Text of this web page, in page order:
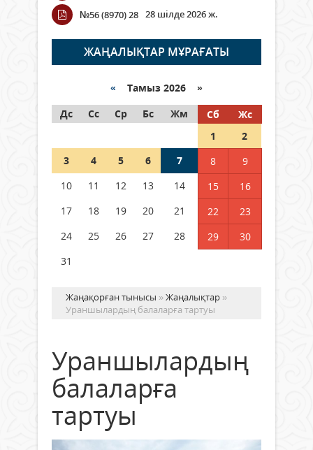
Wi-Fi ҚАБЫРҒА АРҚЫЛЫ ҚАЛАЙ
ӨТЕДІ?
06 тамыз 2026 ж. 245
граждане Казахстана,
05 тамыз 2026 ж. 122
Шетелде жүрген Қазақстан
азаматтары қалай дауыс бере
№56 (8970) 28 28 шілде 2026 ж.
ЖАҢАЛЫҚТАР МҰРАҒАТЫ
« Тамыз 2026 »
Дс
Сс Ср Бс Жм Сб
Жс
1
2
3
4 5 6 7 8
9
10
11 12 13 14 15
16
17
18 19 20 21 22
23
24
25 26 27 28 29
30
31
Жаңақорған тынысы »Жаңалықтар »
Ураншылардың балаларға тартуы
Ураншылардың
балаларға
тартуы